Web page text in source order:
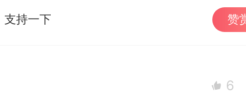
支持一下 赞
6